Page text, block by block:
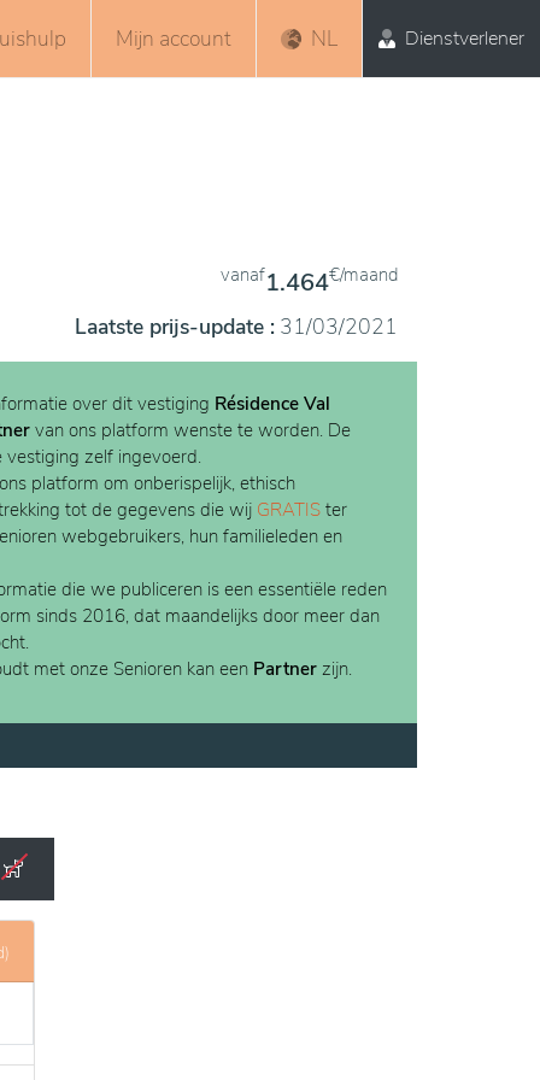
Mijn account NL Dienstverlener
vanaf1.464€/maand
Laatste prijs-update : 31/03/2021
over dit vestiging Résidence Val
van ons platform wenste te worden. De
zelf ingevoerd.
platform om onberispelijk, ethisch
tot de gegevens die wij GRATIS ter
webgebruikers, hun familieleden en
die we publiceren is een essentiële reden
sinds 2016, dat maandelijks door meer dan
met onze Senioren kan een Partner zijn.